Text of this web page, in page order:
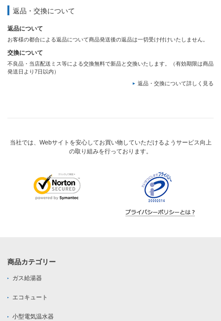
返品・交換について
返品について
お客様の都合による返品について商品発送後の返品は一切受け付けいたしません。
交換について
不良品・当店配送ミス等による交換無料で新品と交換いたします。（有効期限は商品
発送日より7日以内）
返品・交換について詳しく見る
当社では、Webサイトを安心してお買い物していただけるようサービス向上
の取り組みを行っております。
商品カテゴリー
ガス給湯器
エコキュート
小型電気温水器